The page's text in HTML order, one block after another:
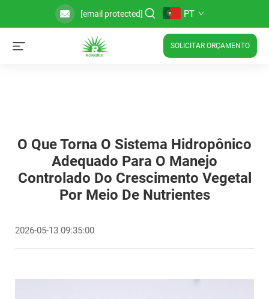
[email protected] PT
SOLICITAR ORÇAMENTO
O Que Torna O Sistema Hidropônico
Adequado Para O Manejo
Controlado Do Crescimento Vegetal
Por Meio De Nutrientes
2026-05-13 09:35:00